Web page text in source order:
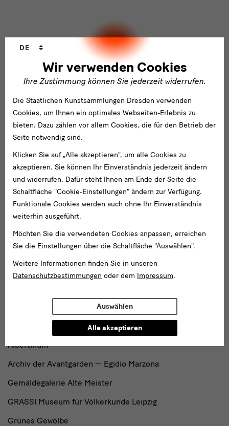
Wir verwenden Cookies
Ihre Zustimmung können Sie jederzeit widerrufen.
Sprachwechsler
DE
Die Staatlichen Kunstsammlungen Dresden verwenden
Cookies, um Ihnen ein optimales Webseiten-Erlebnis zu
bieten. Dazu zählen vor allem Cookies, die für den Betrieb der
Seite notwendig sind.
Klicken Sie auf „Alle akzeptieren“, um alle Cookies zu
akzeptieren. Sie können Ihr Einverständnis jederzeit ändern
und widerrufen. Dafür steht Ihnen am Ende der Seite die
Schaltfläche "Cookie-Einstellungen" ändern zur Verfügung.
Funktionale Cookies werden auch ohne Ihr Einverständnis
weiterhin ausgeführt.
Möchten Sie die verwendeten Cookies anpassen, erreichen
Sie die Einstellungen über die Schaltfläche "Auswählen".
Weitere Informationen finden Sie in unseren
Datenschutzbestimmungen oder dem Impressum.
Auswählen
Alle akzeptieren
Newsletter
des Albertinum
Newsletter Tourismus
Newsletter
Museum für Sächsische Volkskunst
Staatliche
Kunstsammlungen
Gebäude,
Museen
und
Institutionen
Albertinum
Blockhaus
Grassimuseum Leipzig
Jägerhof
Lipsiusbau
Residenzschloss
Zwinger mit Semperbau
Albertinum
Archiv der Avantgarden — Egidio Marzona
Gemäldegalerie Alte Meister
GRASSI Museum für Völkerkunde Leipzig
Grünes Gewölbe